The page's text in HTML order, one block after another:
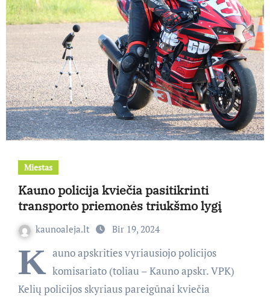
Miestas
Kauno policija kviečia pasitikrinti
transporto priemonės triukšmo lygį
kaunoaleja.lt Bir 19, 2024
K auno apskrities vyriausiojo policijos
komisariato (toliau – Kauno apskr. VPK)
Kelių policijos skyriaus pareigūnai kviečia